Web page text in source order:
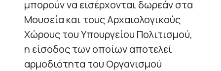
μπορούν να εισέρχονται δωρεάν στα
Μουσεία και τους Αρχαιολογικούς
Χώρους του Υπουργείου Πολιτισμού,
η είσοδος των οποίων αποτελεί
αρμοδιότητα του Οργανισμού